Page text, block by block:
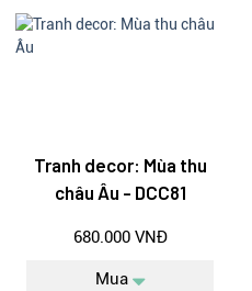
Tranh decor: Mùa thu
châu Âu - DCC81
680.000 VNĐ
Mua